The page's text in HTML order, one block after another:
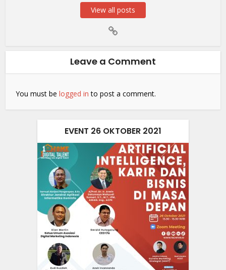
View all posts
Leave a Comment
You must belogged in to post a comment.
EVENT 26 OKTOBER 2021